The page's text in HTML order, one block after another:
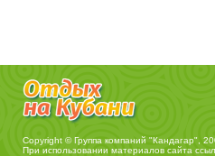
Copyright © Группа компаний "Кандагар",
При использовании материалов сайта